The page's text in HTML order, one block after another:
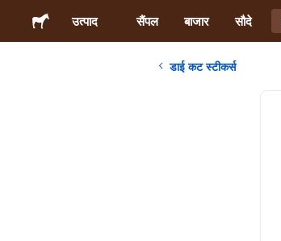
उत्पाद सैंपल बाजार सौदे
डाई कट स्टीकर्स